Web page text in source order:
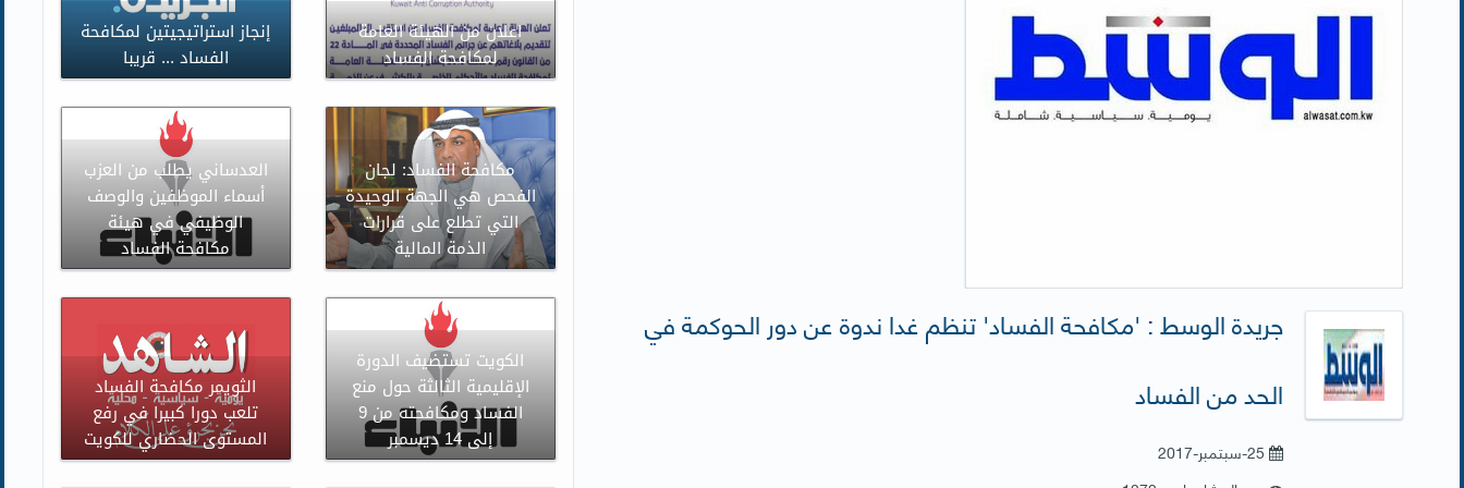
جريدة الوسط : 'مكافحة الفساد' تنظم غدا ندوة عن دور الحوكمة في
الحد من الفساد
25-سبتمبر-2017
إنجاز استراتيجيتين لمكافحة
الفساد ... قريبا
اعلان من الهيئة العامة
لمكافحة الفساد
العدساني يطلب من العزب
أسماء الموظفين والوصف
الوظيفي في هيئة
مكافحة الفساد
مكافحة الفساد: لجان
الفحص هي الجهة الوحيدة
التي تطلع على قرارات
الذمة المالية
الثويمر مكافحة الفساد
تلعب دورا كبيرا في رفع
المستوى الحضاري للكويت
الكويت تستضيف الدورة
الإقليمية الثالثة حول منع
الفساد ومكافحته من 9
إلى 14 ديسمبر